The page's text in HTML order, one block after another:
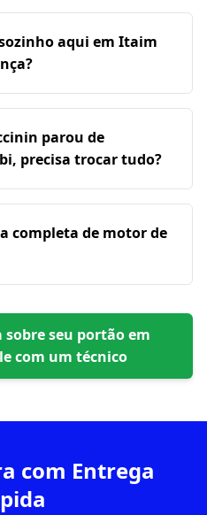
aqui em Itaim
parou de
precisa trocar tudo?
completa de motor de
seu portão em
com um técnico
com Entrega